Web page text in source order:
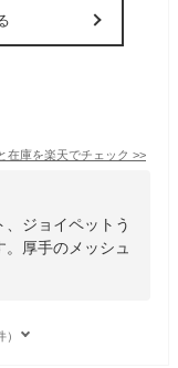
在庫を楽天でチェック >>
ジョイペットう
厚手のメッシュ